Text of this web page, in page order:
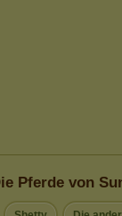
Pferde von